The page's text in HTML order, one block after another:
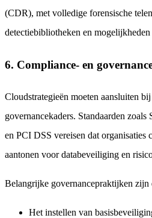
(CDR), met volledige forensische
detectiebibliotheken en
6. Compliance- en
Cloudstrategieën moeten aansluiten
governancekaders. Standaarden
en PCI DSS vereisen dat organisaties
aantonen voor databeveiliging en
Belangrijke governancepraktijken zijn
Het instellen van